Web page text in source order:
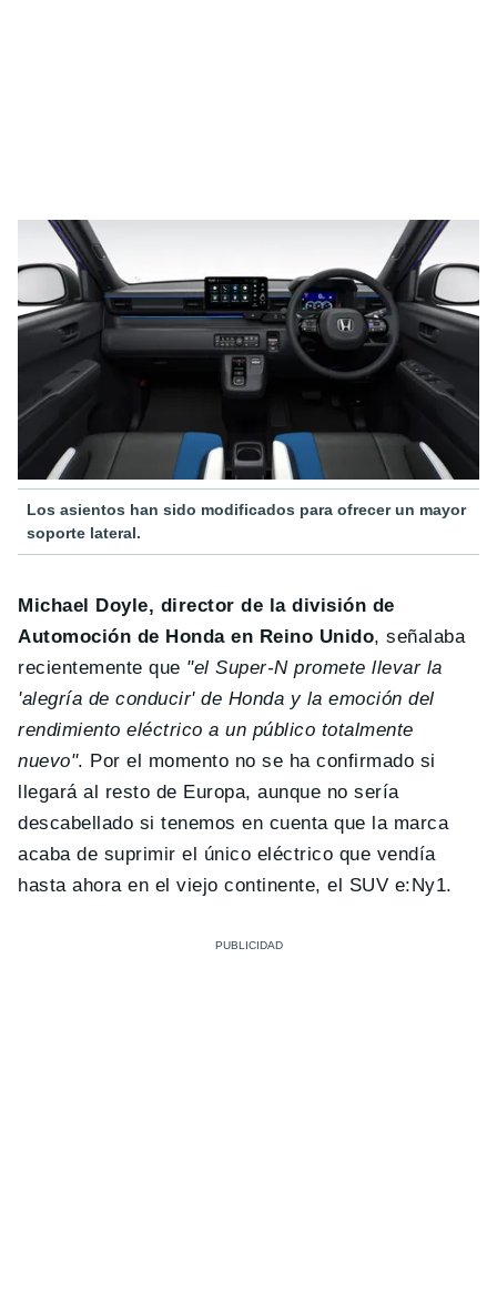
Los asientos han sido modificados para ofrecer un mayor
soporte lateral.
Michael Doyle, director de la división de
Automoción de Honda en Reino Unido, señalaba
recientemente que "el Super-N promete llevar la
'alegría de conducir' de Honda y la emoción del
rendimiento eléctrico a un público totalmente
nuevo". Por el momento no se ha confirmado si
llegará al resto de Europa, aunque no sería
descabellado si tenemos en cuenta que la marca
acaba de suprimir el único eléctrico que vendía
hasta ahora en el viejo continente, el SUV e:Ny1.